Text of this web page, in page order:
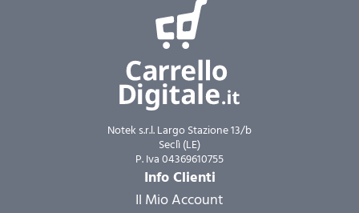
Notek s.r.l. Largo Stazione 13/b
Seclì (LE)
P. Iva 04369610755
Info Clienti
Il Mio Account